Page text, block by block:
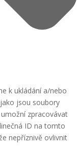
k ukládání a/nebo
jsou soubory
zpracovávat
ID na tomto
nepříznivě ovlivnit